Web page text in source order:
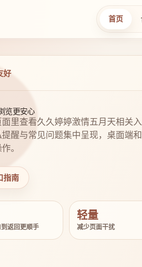
首页
好
览更安心
里查看久久婷婷激情五月天相关入
醒与常见问题集中呈现，桌面端
。
指南
返回更顺手
轻量
减少页面干扰